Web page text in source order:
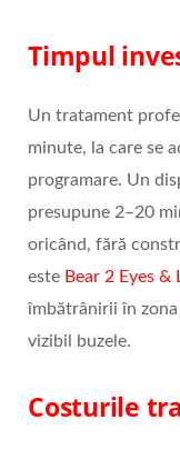
Timpul
Un tratament
minute, la care se
programare. Un
presupune 2–20
oricând, fără
este Bear 2 Eyes &
îmbătrânirii în
vizibil buzele.
Costurile